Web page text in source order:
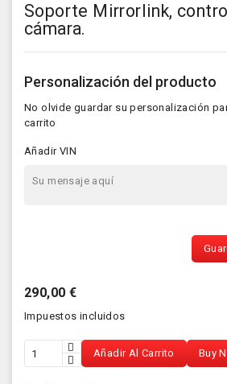
Soporte Mirrorlink,
cámara.
Personalización del producto
No olvide guardar su personalización
carrito
Añadir VIN
290,00 €
Impuestos incluidos
Añadir Al Carrito Buy